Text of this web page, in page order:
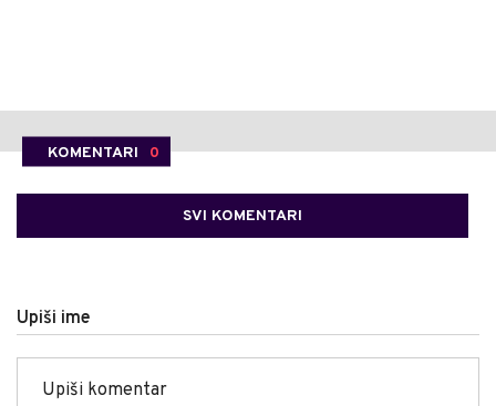
KOMENTARI 0
SVI KOMENTARI
Upiši ime